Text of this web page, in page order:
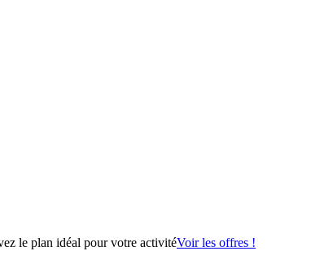
le plan idéal pour votre activitéVoir les offres !